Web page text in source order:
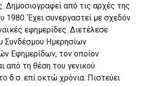
Δημοσιογραφεί από τις αρχές της
1980. Έχει συνεργαστεί με σχεδόν
εφημερίδες. Διετέλεσε
Συνδέσμου Ημερησίων
Εφημερίδων, τον οποίον
από τη θέση του γενικού
δ.σ. επί οκτώ χρόνια. Πιστεύει